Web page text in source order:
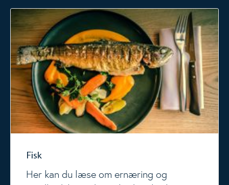
Fisk
Her kan du læse om ernæring og
Fisk